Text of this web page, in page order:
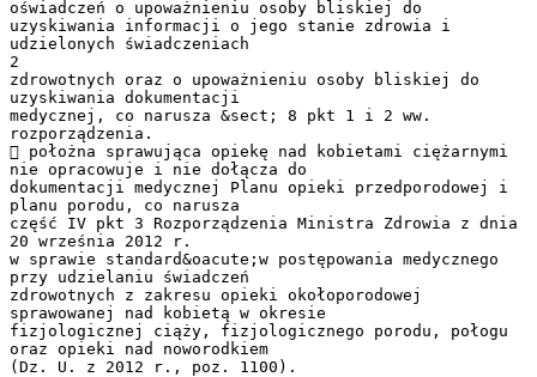
oświadczeń o upoważnieniu osoby bliskiej do
uzyskiwania informacji o jego stanie zdrowia i
udzielonych świadczeniach
2
zdrowotnych oraz o upoważnieniu osoby bliskiej do
uzyskiwania dokumentacji
medycznej, co narusza &sect; 8 pkt 1 i 2 ww.
rozporządzenia.
 położna sprawująca opiekę nad kobietami ciężarnymi
nie opracowuje i nie dołącza do
dokumentacji medycznej Planu opieki przedporodowej i
planu porodu, co narusza
część IV pkt 3 Rozporządzenia Ministra Zdrowia z dnia
20 września 2012 r.
w sprawie standard&oacute;w postępowania medycznego
przy udzielaniu świadczeń
zdrowotnych z zakresu opieki okołoporodowej
sprawowanej nad kobietą w okresie
fizjologicznej ciąży, fizjologicznego porodu, połogu
oraz opieki nad noworodkiem
(Dz. U. z 2012 r., poz. 1100).